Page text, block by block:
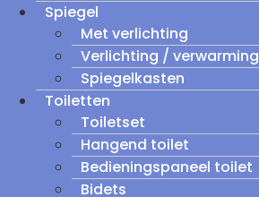
Spiegel
Met verlichting
Verlichting / verwarming
Spiegelkasten
Toiletten
Toiletset
Hangend toilet
Bedieningspaneel toilet
Bidets